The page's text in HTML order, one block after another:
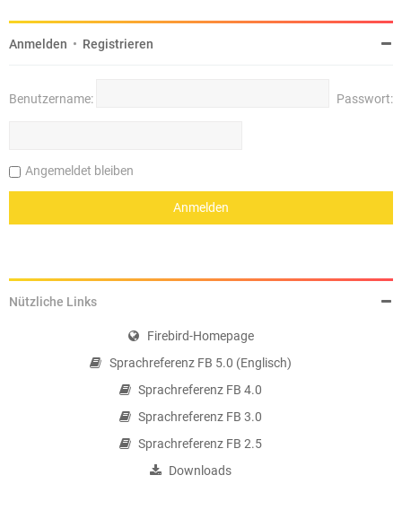
Anmelden • Registrieren
Benutzername: Passwort:
Angemeldet bleiben
Nützliche Links
Firebird-Homepage
Sprachreferenz FB 5.0 (Englisch)
Sprachreferenz FB 4.0
Sprachreferenz FB 3.0
Sprachreferenz FB 2.5
Downloads